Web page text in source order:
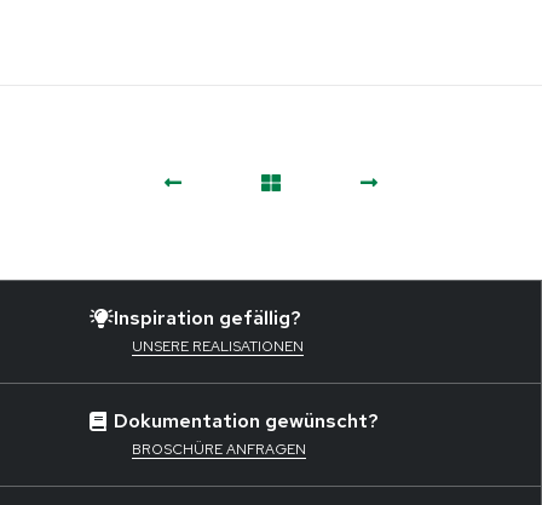
Inspiration gefällig?
UNSERE REALISATIONEN
Dokumentation gewünscht?
BROSCHÜRE ANFRAGEN